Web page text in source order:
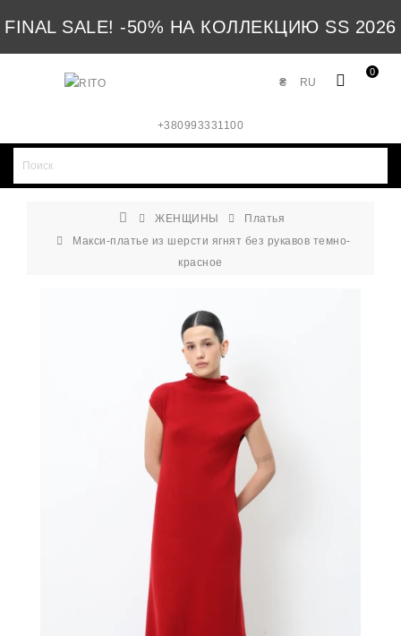
FINAL SALE! -50% НА КОЛЛЕКЦИЮ SS 2026
0
RU
₴
+380993331100
ЖЕНЩИНЫ
Платья
Макси-платье из шерсти ягнят без рукавов темно-
красное